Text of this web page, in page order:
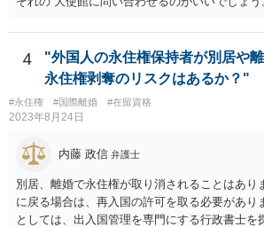
4
"外国人の永住権保持者が別居や離
永住権剥奪のリスクはあるか？"
#永住権 #国際離婚 #在留資格
2023年8月24日
内藤 政信 弁護士
別居、離婚で永住権が取り消されることはあり
に戻る場合は、再入国の許可を取る必要があり
としては、出入国管理を専門にする行政書士を